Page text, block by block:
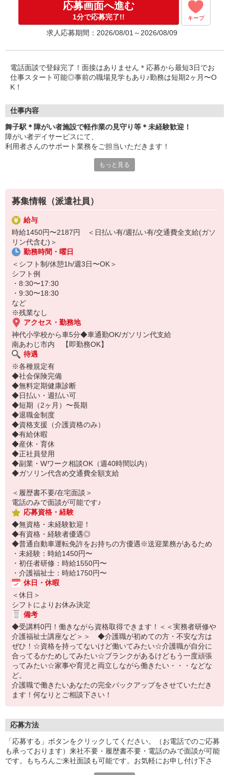
応募画面へ進む
1分で応募完了!! キープ
求人応募期間：2026/08/01～2026/08/09
電話面談で登録完了！面接はありません＊応募から最短3日でお
仕事スタート可能◎事前の職場見学もあり♪勤務は短期2ヶ月〜O
K！
仕事内容
舞子駅＊障がい者施設で軽作業の見守り等＊未経験歓迎！
障がい者デイサービスにて、
利用者さんのサポート業務をご担当いただきます！
・レクリエーションの企画、実施
・利用者さんの送迎（できる方のみ）
など
未経験からチャレンジしたスタッフ多数！
サポート業務がメインなので、難しいことは特にありません♪
子育て中の方も、子育てがひと段落した方も、ブランクがある方
も、みんなまとめて大歓迎！まずはお気軽にご応募ください◎
もっと見る
募集情報（派遣社員）
給与
時給1450円〜2187円 ＜日払い有/週払い有/交通費全支給(ガソ
リン代含む)＞
勤務時間・曜日
＜シフト制/休憩1h/週3日〜OK＞
シフト例
・8:30〜17:30
・9:30〜18:30
など
※残業なし
アクセス・勤務地
神代小学校から車5分◆車通勤OK/ガソリン代支給
南あわじ市内 【即勤務OK】
待遇
※各種規定有
◆社会保険完備
◆無料定期健康診断
◆日払い・週払い可
◆短期（2ヶ月）〜長期
◆退職金制度
◆資格支援（介護資格のみ）
◆有給休暇
◆産休・育休
◆正社員登用
◆副業・Wワーク相談OK（週40時間以内）
◆ガソリン代含め交通費全額支給
＜履歴書不要/在宅面談＞
電話のみで面談が可能です♪
応募資格・経験
◆無資格・未経験歓迎！
◆有資格・経験者優遇◎
◆普通自動車運転免許をお持ちの方優遇※送迎業務があるため
・未経験：時給1450円〜
・初任者研修：時給1550円〜
・介護福祉士：時給1750円〜
休日・休暇
＜休日＞
シフトによりお休み決定
備考
◆受講料0円！働きながら資格取得できます！＜＜実務者研修や
介護福祉士講座など＞＞ ◆介護職が初めての方・不安な方は
ぜひ！☆資格を持ってないけど働いてみたい☆介護職が自分に
合ってるかためしてみたい☆ブランクがあるけどもう一度頑張
ってみたい☆家事や育児と両立しながら働きたい・・・などな
ど。
介護職で働きたいあなたの完全バックアップをさせていただき
ます！何なりとご相談下さい！
応募方法
「応募する」ボタンをクリックしてください。（お電話でのご応募
も承っております）来社不要・履歴書不要・電話のみで面談が可能
です。もちろんご来社面談も可能です。お気軽にお申し付け下さ